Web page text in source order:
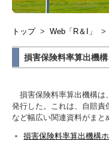
トップ > Web「R＆I」 >
損害保険料率算出機
損害保険料率算出機構は
発行した。これは、自賠責
など幅広い関連資料がまと
損害保険料率算出機構